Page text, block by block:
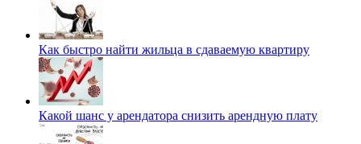
Как быстро найти жильца в сдаваемую квартиру
Какой шанс у арендатора снизить арендную плату